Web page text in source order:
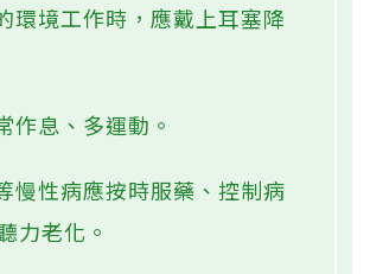
環境工作時，應戴上耳塞降
作息、多運動。
慢性病應按時服藥、控制病
力老化。